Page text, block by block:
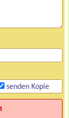
senden Kopie